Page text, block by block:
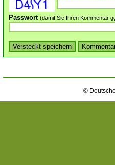
Passwort (damit Sie Ihren Kommentar
©